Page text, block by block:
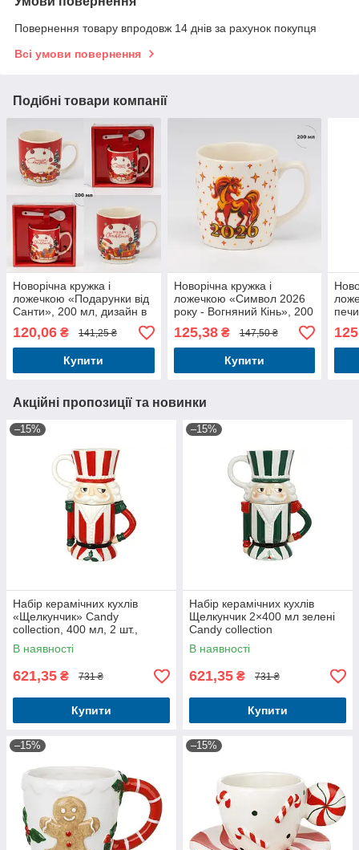
Повернення товару впродовж 14 днів за рахунок покупця
Всі умови повернення
Подібні товари компанії
Новорічна кружка і
ложечкою «Подарунки від
Санти», 200 мл, дизайн в
асортименті
120,06 ₴ 141,25 ₴
Купити
Новорічна кружка і
ложечкою «Символ 2026
року - Вогняний Кінь», 200
мл
125,38₴ 147,50 ₴
Купити
Акційні пропозиції та новинки
–15%
Набір керамічних кухлів
«Щелкунчик» Candy
collection, 400 мл, 2 шт.,
червоний
В наявності
621,35 ₴ 731 ₴
Купити
–15%
Набір керамічних кухлів
Щелкунчик 2×400 мл зелені
Candy collection
В наявності
621,35 ₴ 731 ₴
Купити
–15% –15%